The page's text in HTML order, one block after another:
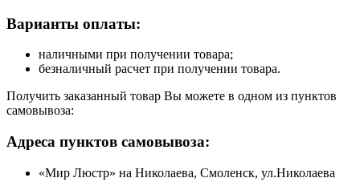
Варианты оплаты:
наличными при получении товара;
безналичный расчет при получении товара.
Получить заказанный товар Вы можете в одном из пунктов
самовывоза:
Адреса пунктов самовывоза:
«Мир Люстр» на Николаева, Смоленск, ул.Николаева